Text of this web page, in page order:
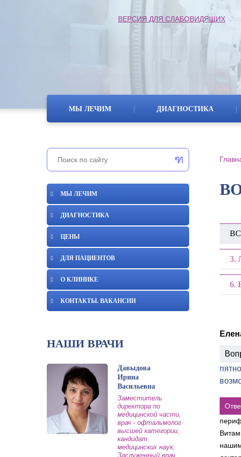
ВЕРСИЯ ДЛЯ СЛАБОВИДЯЩИХ
МЫ ЛЕЧИМ | ДИАГНОСТИКА |
МЫ ЛЕЧИМ
ДИАГНОСТИКА
ЦЕНЫ
ДЛЯ ПАЦИЕНТОВ
О КЛИНИКЕ
КОНТАКТЫ. ВАКАНСИИ
НАШИ ВРАЧИ
Давыдова
Ирина
Васильевна
Заместитель
директора по
медицинской части,
врач - офтальмолог
высшей категории,
кандидат
медицинских наук;
Заслуженный врач
3.
6.